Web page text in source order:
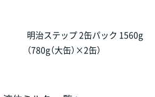
明治ステップ 2缶パック 1560g
（780g（大缶）×2缶）